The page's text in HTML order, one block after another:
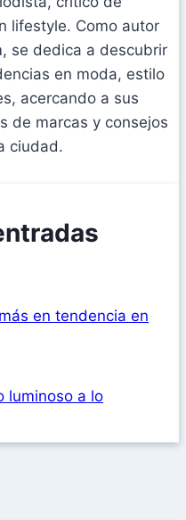
lifestyle. Como autor
se dedica a descubrir
en moda, estilo
acercando a sus
de marcas y consejos
ciudad.
en tendencia en
luminoso a lo